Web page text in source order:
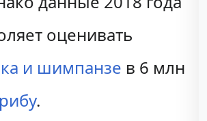
оценивать
и шимпанзе в 6 млн
.